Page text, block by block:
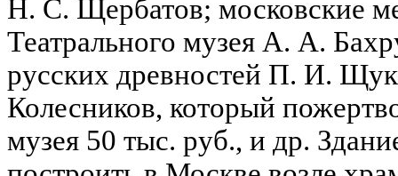
Н. С. Щербатов; московские
Театрального музея А. А.
русских древностей П. И.
Колесников, который
музея 50 тыс. руб., и др.